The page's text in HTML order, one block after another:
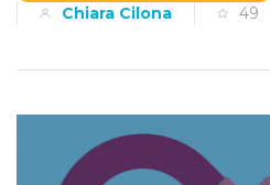
Chiara Cilona
49